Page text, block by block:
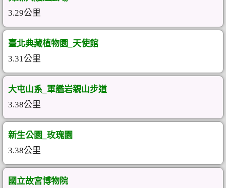
3.29公里
臺北典藏植物園_天使館
3.31公里
大屯山系_軍艦岩親山步道
3.38公里
新生公園_玫瑰園
3.38公里
國立故宮博物院